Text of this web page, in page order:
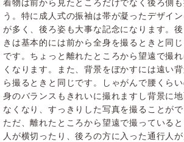
着物は前から見たところだけでなく後ろ側
う。特に成人式の振袖は帯が凝ったデザイ
が多く、後ろ姿も大事な記念になります。
きは基本的には前から全身を撮るときと同
です。ちょっと離れたところから望遠で撮
くなります。また、背景をぼかすには遠い
ら撮るときと同じです。しゃがんで腰くら
身のバランスもきれいに撮れますし背景に
なくなり、すっきりした写真を撮ることがで
ただ、離れたところから望遠で撮っている
人が横切ったり、後ろの方に入った通行人